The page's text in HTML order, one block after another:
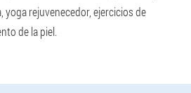
yoga rejuvenecedor, ejercicios de
de la piel.